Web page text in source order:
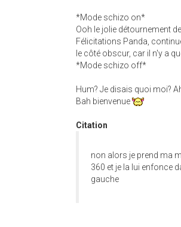
*Mode schizo on*
Ooh le jolie détournement de
Félicitations Panda,
le côté obscur, car il n'y a
*Mode schizo off*
Hum? Je disais quoi moi?
Bah bienvenue
Citation
non alors je prend ma
360 et je la lui enfonce
gauche